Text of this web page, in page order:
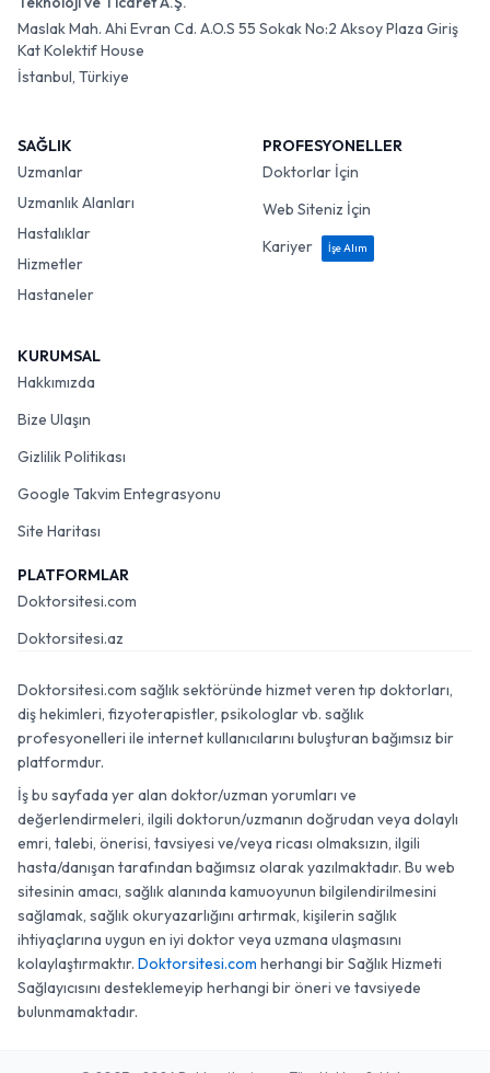
Maslak Mah. Ahi Evran Cd. A.O.S 55 Sokak No:2 Aksoy Plaza Giriş
Kat Kolektif House
İstanbul, Türkiye
SAĞLIK
Uzmanlar
Uzmanlık Alanları
Hastalıklar
Hizmetler
Hastaneler
PROFESYONELLER
Doktorlar İçin
Web Siteniz İçin
Kariyer
İşe Alım
KURUMSAL
Hakkımızda
Bize Ulaşın
Gizlilik Politikası
Google Takvim Entegrasyonu
Site Haritası
PLATFORMLAR
Doktorsitesi.com
Doktorsitesi.az
Doktorsitesi.com sağlık sektöründe hizmet veren tıp doktorları,
diş hekimleri, fizyoterapistler, psikologlar vb. sağlık
profesyonelleri ile internet kullanıcılarını buluşturan bağımsız bir
platformdur.
İş bu sayfada yer alan doktor/uzman yorumları ve
değerlendirmeleri, ilgili doktorun/uzmanın doğrudan veya dolaylı
emri, talebi, önerisi, tavsiyesi ve/veya ricası olmaksızın, ilgili
hasta/danışan tarafından bağımsız olarak yazılmaktadır. Bu web
sitesinin amacı, sağlık alanında kamuoyunun bilgilendirilmesini
sağlamak, sağlık okuryazarlığını artırmak, kişilerin sağlık
ihtiyaçlarına uygun en iyi doktor veya uzmana ulaşmasını
kolaylaştırmaktır. Doktorsitesi.com herhangi bir Sağlık Hizmeti
Sağlayıcısını desteklemeyip herhangi bir öneri ve tavsiyede
bulunmamaktadır.